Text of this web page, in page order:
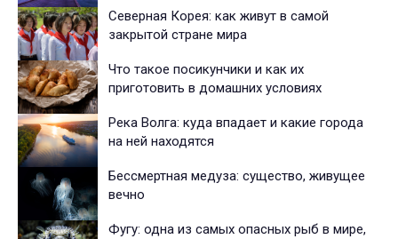
Северная Корея: как живут в самой
закрытой стране мира
Что такое посикунчики и как их
приготовить в домашних условиях
Река Волга: куда впадает и какие города
на ней находятся
Бессмертная медуза: существо, живущее
вечно
Фугу: одна из самых опасных рыб в мире,